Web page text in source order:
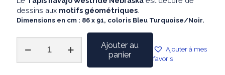
dessins aux motifs géométriques
Dimensions en cm : 86 x 91, coloris Bleu Turquoise/Noir.
Ajouter au
panier
Ajouter à mes
favoris